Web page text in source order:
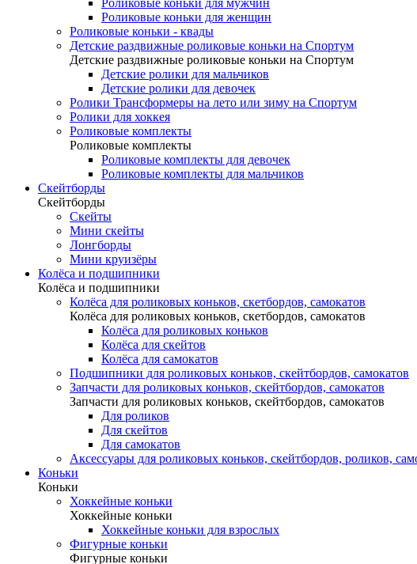
Роликовые коньки для мужчин
Роликовые коньки для женщин
Роликовые коньки - квады
Детские раздвижные роликовые коньки на Спортум
Детские раздвижные роликовые коньки на Спортум
Детские ролики для мальчиков
Детские ролики для девочек
Ролики Трансформеры на лето или зиму на Спортум
Ролики для хоккея
Роликовые комплекты
Роликовые комплекты
Роликовые комплекты для девочек
Роликовые комплекты для мальчиков
Скейтборды
Скейтборды
Скейты
Мини скейты
Лонгборды
Мини круизёры
Колёса и подшипники
Колёса и подшипники
Колёса для роликовых коньков, скетбордов, самокатов
Колёса для роликовых коньков, скетбордов, самокатов
Колёса для роликовых коньков
Колёса для скейтов
Колёса для самокатов
Подшипники для роликовых коньков, скейтбордов, самокатов
Запчасти для роликовых коньков, скейтбордов, самокатов
Запчасти для роликовых коньков, скейтбордов, самокатов
Для роликов
Для скейтов
Для самокатов
Аксессуары для роликовых коньков, скейтбордов, роликов,
Коньки
Коньки
Хоккейные коньки
Хоккейные коньки
Хоккейные коньки для взрослых
Фигурные коньки
Фигурные коньки